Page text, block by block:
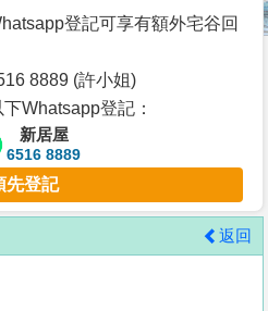
登記可享有額外宅谷回
8889 (許小姐)
Whatsapp登記：
新居屋
6516 8889
先登記
返回